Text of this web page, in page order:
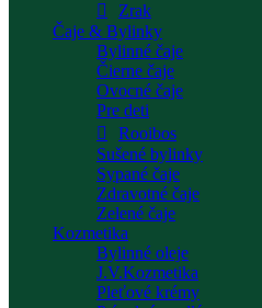
Zrak
Čaje & Bylinky
Bylinné čaje
Čierne čaje
Ovocné čaje
Pre deti
Rooibos
Sušené bylinky
Sypané čaje
Zdravotné čaje
Zelené čaje
Kozmetika
Bylinné oleje
J.V.Kozmetika
Pleťové krémy